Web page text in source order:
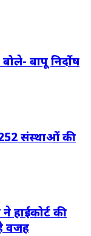
बापू निर्दोष
संस्थाओं की
हाईकोर्ट की
वजह